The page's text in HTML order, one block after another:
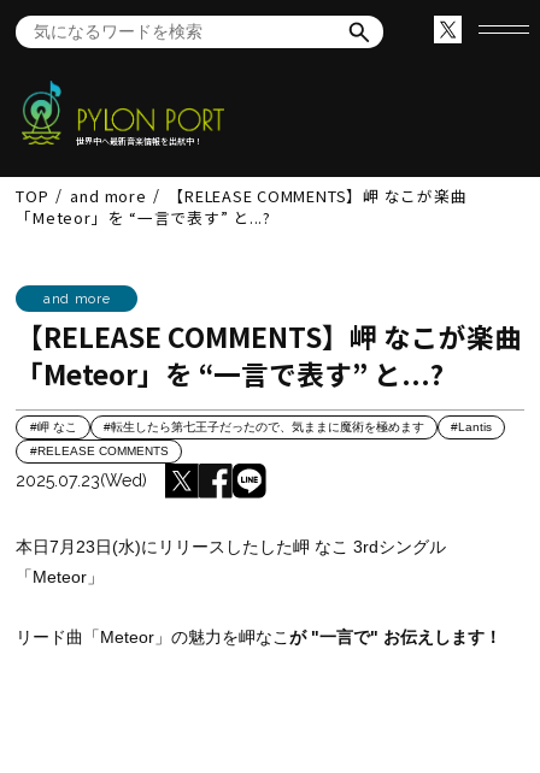
世界中へ最新音楽情報を出航中！
TOP and more
【RELEASE COMMENTS】岬 なこが楽曲
「Meteor」を “一言で表す” と...?
and more
【RELEASE COMMENTS】岬 なこが楽曲
「Meteor」を “一言で表す” と...?
#岬 なこ #転生したら第七王子だったので、気ままに魔術を極めます
#Lantis
#RELEASE COMMENTS
2025.07.23(Wed)
本日7月23日(水)にリリースしたした岬 なこ 3rdシングル
「Meteor」
リード曲 「Meteor」の魅力を岬なこが "一言で" お伝えします！